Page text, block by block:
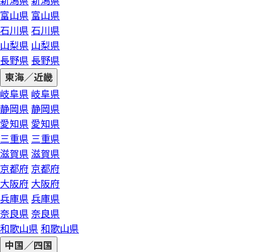
富山県 富山県
石川県 石川県
山梨県 山梨県
長野県 長野県
東海／近畿
岐阜県 岐阜県
静岡県 静岡県
愛知県 愛知県
三重県 三重県
滋賀県 滋賀県
京都府 京都府
大阪府 大阪府
兵庫県 兵庫県
奈良県 奈良県
和歌山県 和歌山県
中国／四国